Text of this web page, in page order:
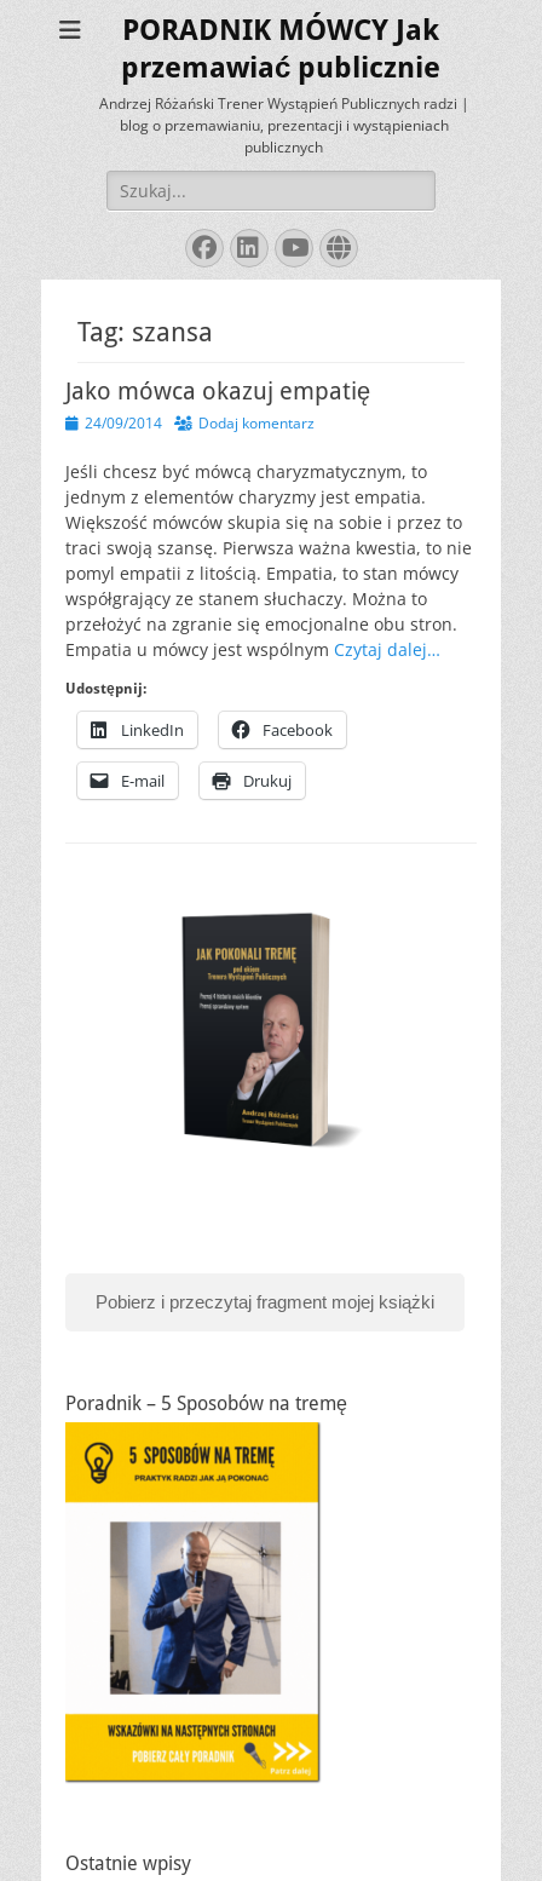
PORADNIK MÓWCY Jak
przemawiać publicznie
Andrzej Różański Trener Wystąpień Publicznych radzi |
blog o przemawianiu, prezentacji i wystąpieniach
publicznych
Szukaj:
Facebook
LinkedIn
YouTube
Website
Tag: szansa
Jako mówca okazuj empatię
Opublikowano
24/09/2014 Dodaj komentarz
Jeśli chcesz być mówcą charyzmatycznym, to
jednym z elementów charyzmy jest empatia.
Większość mówców skupia się na sobie i przez to
traci swoją szansę. Pierwsza ważna kwestia, to nie
pomyl empatii z litością. Empatia, to stan mówcy
współgrający ze stanem słuchaczy. Można to
przełożyć na zgranie się emocjonalne obu stron.
Empatia u mówcy jest wspólnym Czytaj dalej…
Udostępnij:
LinkedIn Facebook
E-mail Drukuj
Pobierz i przeczytaj fragment mojej książki
Poradnik – 5 Sposobów na tremę
Ostatnie wpisy